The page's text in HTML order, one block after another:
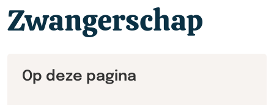
Zwangerschap
Op deze pagina